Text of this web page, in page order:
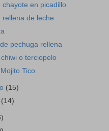
chayote en picadillo
rellena de leche
pechuga rellena
o terciopelo
Tico
(15)
(14)